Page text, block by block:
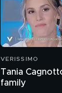
VERISSIMO
Tania
family